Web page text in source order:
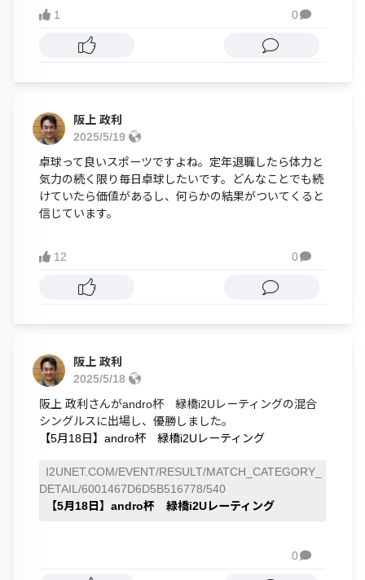
1 0
阪上 政利
2025/5/19
卓球って良いスポーツですよね。定年退職したら体力と
気力の続く限り毎日卓球したいです。どんなことでも続
けていたら価値があるし、何らかの結果がついてくると
信じています。
12 0
阪上 政利
2025/5/18
阪上 政利さんがandro杯 緑橋i2Uレーティングの混合
シングルスに出場し、優勝しました。
【5月18日】andro杯 緑橋i2Uレーティング
I2UNET.COM/EVENT/RESULT/MATCH_CATEGORY_
DETAIL/6001467D6D5B516778/540
【5月18日】andro杯 緑橋i2Uレーティング
0